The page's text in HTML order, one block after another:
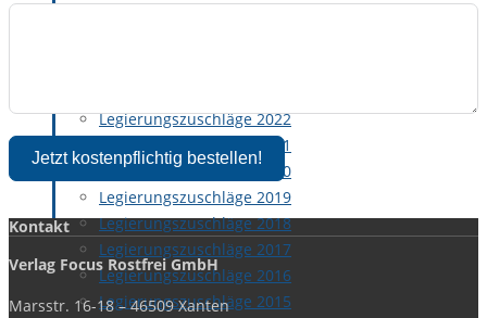
Legierungszuschläge 2022
Legierungszuschläge 2021
Legierungszuschläge 2020
Legierungszuschläge 2019
Legierungszuschläge 2018
Legierungszuschläge 2017
Legierungszuschläge 2016
Legierungszuschläge 2015
Jetzt kostenpflichtig bestellen!
Kontakt
Verlag Focus Rostfrei GmbH
Marsstr. 16-18 – 46509 Xanten